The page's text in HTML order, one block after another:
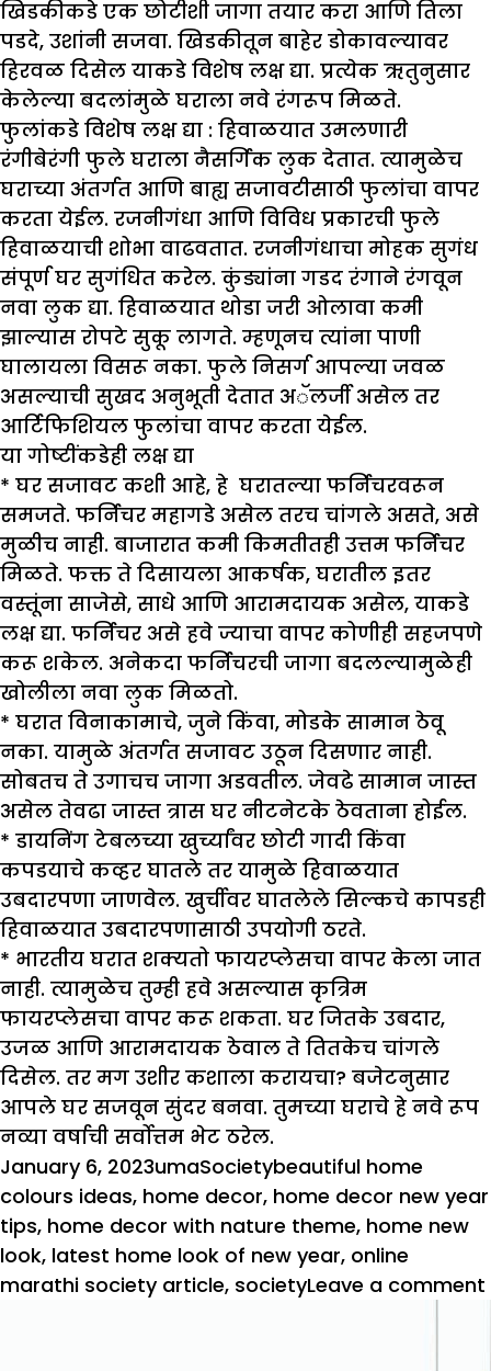
खिडकीकडे एक छोटीशी जागा तयार करा आणि तिला
पडदे, उशांनी सजवा. खिडकीतून बाहेर डोकावल्यावर
हिरवळ दिसेल याकडे विशेष लक्ष द्या. प्रत्येक ऋतुनुसार
केलेल्या बदलांमुळे घराला नवे रंगरूप मिळते.
फुलांकडे विशेष लक्ष द्या : हिवाळयात उमलणारी
रंगीबेरंगी फुले घराला नैसर्गिक लुक देतात. त्यामुळेच
घराच्या अंतर्गत आणि बाह्य सजावटीसाठी फुलांचा वापर
करता येईल. रजनीगंधा आणि विविध प्रकारची फुले
हिवाळयाची शोभा वाढवतात. रजनीगंधाचा मोहक सुगंध
संपूर्ण घर सुगंधित करेल. कुंड्यांना गडद रंगाने रंगवून
नवा लुक द्या. हिवाळयात थोडा जरी ओलावा कमी
झाल्यास रोपटे सुकू लागते. म्हणूनच त्यांना पाणी
घालायला विसरू नका. फुले निसर्ग आपल्या जवळ
असल्याची सुखद अनुभूती देतात अॅलर्जी असेल तर
आर्टिफिशियल फुलांचा वापर करता येईल.
या गोष्टींकडेही लक्ष द्या
* घर सजावट कशी आहे, हे घरातल्या फर्निचरवरून
समजते. फर्निचर महागडे असेल तरच चांगले असते, असे
मुळीच नाही. बाजारात कमी किमतीतही उत्तम फर्निचर
मिळते. फक्त ते दिसायला आकर्षक, घरातील इतर
वस्तूंना साजेसे, साधे आणि आरामदायक असेल, याकडे
लक्ष द्या. फर्निचर असे हवे ज्याचा वापर कोणीही सहजपणे
करू शकेल. अनेकदा फर्निचरची जागा बदलल्यामुळेही
खोलीला नवा लुक मिळतो.
* घरात विनाकामाचे, जुने किंवा, मोडके सामान ठेवू
नका. यामुळे अंतर्गत सजावट उठून दिसणार नाही.
सोबतच ते उगाचच जागा अडवतील. जेवढे सामान जास्त
असेल तेवढा जास्त त्रास घर नीटनेटके ठेवताना होईल.
* डायनिंग टेबलच्या खुर्च्यांवर छोटी गादी किंवा
कपडयाचे कव्हर घातले तर यामुळे हिवाळयात
उबदारपणा जाणवेल. खुर्चीवर घातलेले सिल्कचे कापडही
हिवाळयात उबदारपणासाठी उपयोगी ठरते.
* भारतीय घरात शक्यतो फायरप्लेसचा वापर केला जात
नाही. त्यामुळेच तुम्ही हवे असल्यास कृत्रिम
फायरप्लेसचा वापर करू शकता. घर जितके उबदार,
उजळ आणि आरामदायक ठेवाल ते तितकेच चांगले
दिसेल. तर मग उशीर कशाला करायचा? बजेटनुसार
आपले घर सजवून सुंदर बनवा. तुमच्या घराचे हे नवे रूप
नव्या वर्षाची सर्वोत्तम भेट ठरेल.
Posted
on
January 6, 2023Author
umaCategories
SocietyTags
beautiful home
colours ideas, home decor, home decor new year
tips, home decor with nature theme, home new
look, latest home look of new year, online
marathi society article, societyLeave a comment